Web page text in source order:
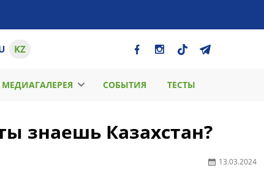
KZ
МЕДИАГАЛЕРЕЯ СОБЫТИЯ ТЕСТЫ
знаешь Казахстан?
13.03.2024